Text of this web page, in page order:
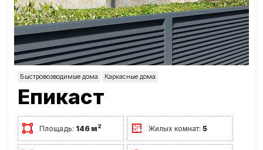
Быстровозводимые дома Каркасные дома
Епикаст
Площадь: 146 м2 Жилых комнат:5